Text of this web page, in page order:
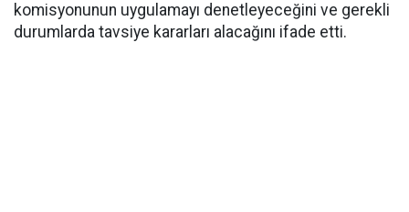
komisyonunun uygulamayı denetleyeceğini ve gerekli
durumlarda tavsiye kararları alacağını ifade etti.